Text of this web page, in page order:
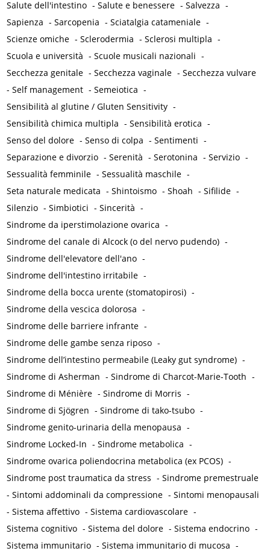
Salute dell'intestino -Salute e benessere -Salvezza -
Sapienza -Sarcopenia -Sciatalgia catameniale -
Scienze omiche -Sclerodermia -Sclerosi multipla -
Scuola e università -Scuole musicali nazionali -
Secchezza genitale -Secchezza vaginale -Secchezza vulvare
-Self management -Semeiotica -
Sensibilità al glutine / Gluten Sensitivity -
Sensibilità chimica multipla -Sensibilità erotica -
Senso del dolore -Senso di colpa -Sentimenti -
Separazione e divorzio -Serenità -Serotonina -Servizio -
Sessualità femminile -Sessualità maschile -
Seta naturale medicata -Shintoismo -Shoah -Sifilide -
Silenzio -Simbiotici -Sincerità -
Sindrome da iperstimolazione ovarica -
Sindrome del canale di Alcock (o del nervo pudendo) -
Sindrome dell'elevatore dell'ano -
Sindrome dell'intestino irritabile -
Sindrome della bocca urente (stomatopirosi) -
Sindrome della vescica dolorosa -
Sindrome delle barriere infrante -
Sindrome delle gambe senza riposo -
Sindrome dell’intestino permeabile (Leaky gut syndrome) -
Sindrome di Asherman -Sindrome di Charcot-Marie-Tooth -
Sindrome di Ménière -Sindrome di Morris -
Sindrome di Sjögren -Sindrome di tako-tsubo -
Sindrome genito-urinaria della menopausa -
Sindrome Locked-In -Sindrome metabolica -
Sindrome ovarica poliendocrina metabolica (ex PCOS) -
Sindrome post traumatica da stress -Sindrome premestruale
-Sintomi addominali da compressione -Sintomi menopausali
-Sistema affettivo -Sistema cardiovascolare -
Sistema cognitivo -Sistema del dolore -Sistema endocrino -
Sistema immunitario -Sistema immunitario di mucosa -